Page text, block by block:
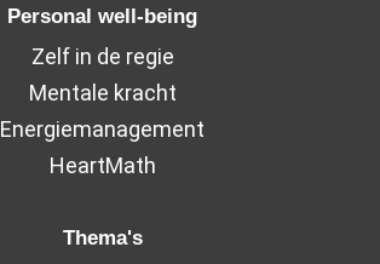
Personal well-being
Zelf in de regie
Mentale kracht
Energiemanagement
HeartMath
Thema's